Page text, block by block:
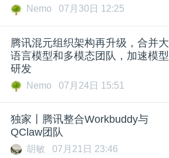
Nemo 07月30日 12:25
腾讯混元组织架构再升级，合并大
语言模型和多模态团队，加速模型
研发
Nemo 07月24日 15:51
独家丨腾讯整合Workbuddy与
QClaw团队
胡敏 07月21日 23:46